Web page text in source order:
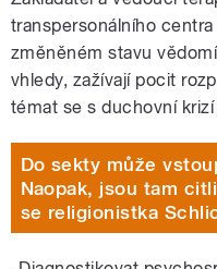
transpersonálního
změněném stavu
vhledy, zažívají pocit
témat se s duchovní krizí
Do sekty může
Naopak, jsou tam
se religionistka